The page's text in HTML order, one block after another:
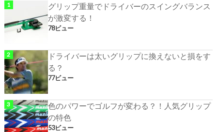
グリップ重量でドライバーのスイングバランス
が激変する！
78ビュー
ドライバーは太いグリップに換えないと損をす
る？
77ビュー
色のパワーでゴルフが変わる？！人気グリップ
の特色
53ビュー